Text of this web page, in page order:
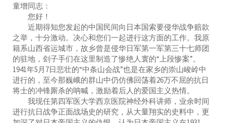
童增同志：
您好！
近期得知您发起的中国民间向日本国索要侵华战争赔款
之举，十分激动。决心和您们一起进行这方面的工作。我原
籍系山西省运城市，故乡曾是侵华日军第一军第三十七师团
的驻地，刽子手们在这里制造了惨绝人寰的“上段惨案”。
1941年5月7日悲壮的“中条山会战”也是在家乡的崇山峻岭中
进行的，至今那巍峨的群山中仍仿佛回荡着26万不屈的抗日
将士的冲锋厮杀的呐喊，激励着后人的爱国主义热情。
我现任第四军医大学西京医院神经外科讲师，业余时间
进行抗日战争正面战场史的研究，从大量翔实的史料中，更